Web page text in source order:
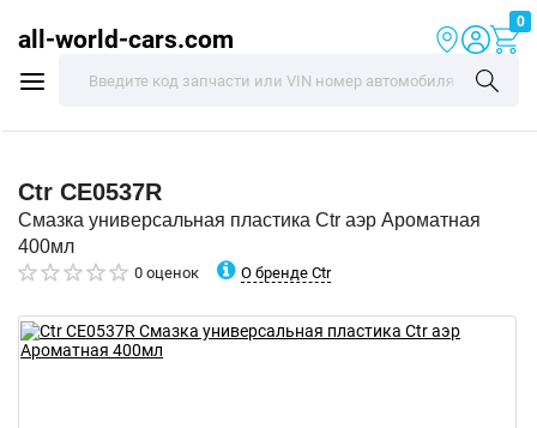
all-world-cars.com
0
Ctr CE0537R
Смазка универсальная пластика Ctr аэр Ароматная
400мл
0 оценок О бренде Ctr